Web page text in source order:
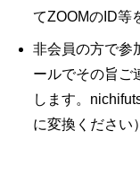
てZOOMのID等
非会員の方で参
ールでその旨ご
します。
に変換ください）